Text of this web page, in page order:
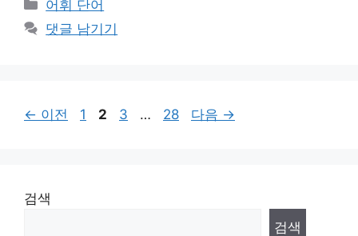
테
어휘 단어
댓글 남기기
← 이전
페
1
페
2
페
3 …
페
28 다음 →
검색
검색